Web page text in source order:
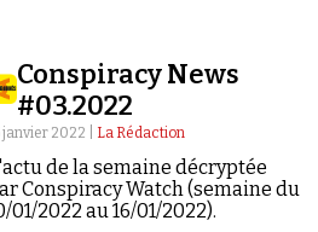
Conspiracy News
#03.2022
janvier 2022 | La Rédaction
de la semaine décryptée
Conspiracy Watch (semaine du
01/2022 au 16/01/2022).